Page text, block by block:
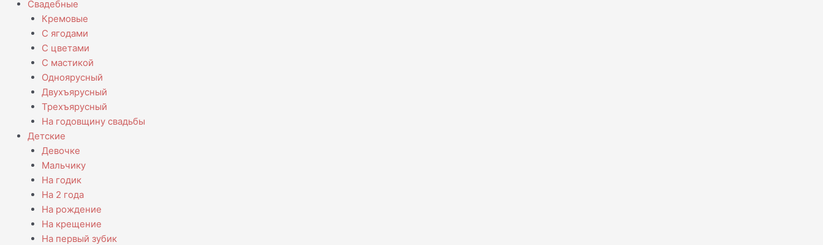
Свадебные
Кремовые
С ягодами
С цветами
С мастикой
Одноярусный
Двухъярусный
Трехъярусный
На годовщину свадьбы
Детские
Девочке
Мальчику
На годик
На 2 года
На рождение
На крещение
На первый зубик